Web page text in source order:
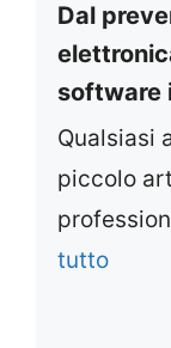
Dal
software
Qualsiasi
piccolo
tutto